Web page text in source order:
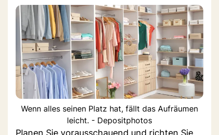
Wenn alles seinen Platz hat, fällt das Aufräumen
leicht. - Depositphotos
Planen Sie vorausschauend und richten Sie